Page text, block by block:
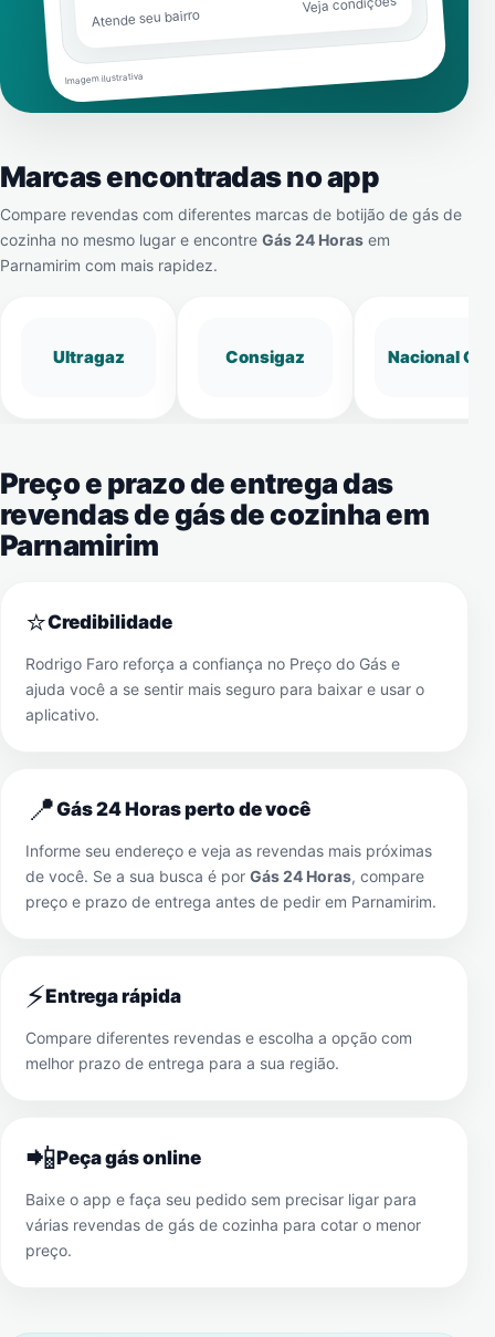
Atende seu bairro
Imagem ilustrativa
Marcas encontradas no app
Compare revendas com diferentes marcas de botijão de gás de
cozinha no mesmo lugar e encontre Gás 24 Horas em
Parnamirim com mais rapidez.
Ultragaz Consigaz Nacional Gás
Preço e prazo de entrega das
revendas de gás de cozinha em
Parnamirim
⭐Credibilidade
Rodrigo Faro reforça a confiança no Preço do Gás e
ajuda você a se sentir mais seguro para baixar e usar o
aplicativo.
📍Gás 24 Horas perto de você
Informe seu endereço e veja as revendas mais próximas
de você. Se a sua busca é por Gás 24 Horas, compare
preço e prazo de entrega antes de pedir em Parnamirim.
⚡Entrega rápida
Compare diferentes revendas e escolha a opção com
melhor prazo de entrega para a sua região.
📲Peça gás online
Baixe o app e faça seu pedido sem precisar ligar para
várias revendas de gás de cozinha para cotar o menor
preço.